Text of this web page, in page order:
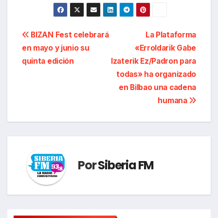
Navegación
de
La Plataforma
«Erroldarik Gabe
Izaterik Ez/Padron para
todas» ha organizado
en Bilbao una cadena
humana
BIZAN Fest celebrará
en mayo y junio su
quinta edición
PorSiberia FM